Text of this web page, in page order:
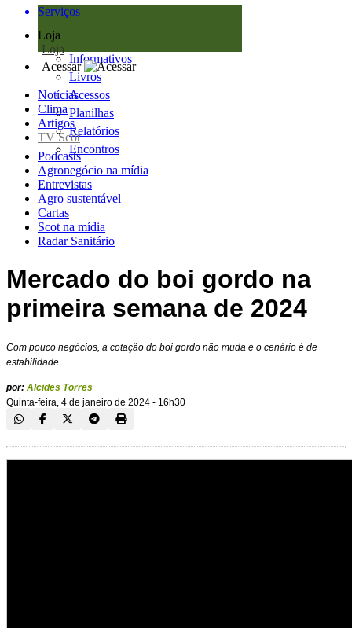
Serviços
Loja
Loja
Informativos
Livros
Acessos
Planilhas
Relatórios
Encontros
Acessar
Notícias
Clima
Artigos
TV Scot
Podcasts
Agronegócio na mídia
Entrevistas
Agro sustentável
Cartas
Scot na mídia
Radar Sanitário
Mercado do boi gordo na
primeira semana de 2024
Com pouco negócios, a cotação do boi gordo não muda e o cenário é de
estabilidade.
por: Alcides Torres
Quinta-feira, 4 de janeiro de 2024 - 16h30